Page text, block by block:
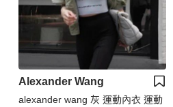
Alexander Wang
alexander wang 灰 運動內衣 運動